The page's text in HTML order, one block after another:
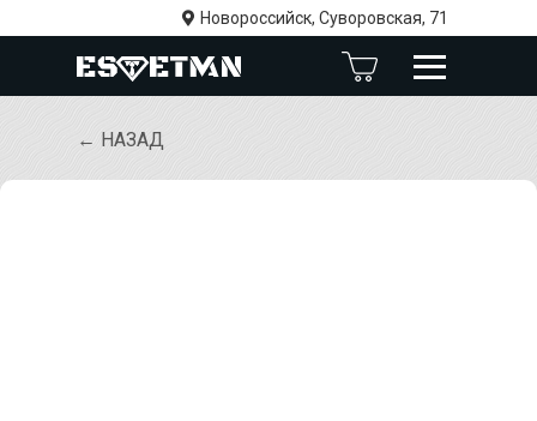
Новороссийск, Суворовская, 71
← НАЗАД